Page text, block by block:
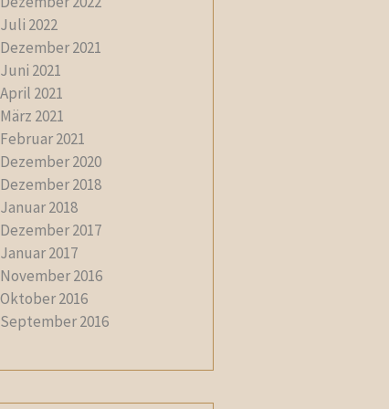
Juli 2022
Dezember 2021
Juni 2021
April 2021
März 2021
Februar 2021
Dezember 2020
Dezember 2018
Januar 2018
Dezember 2017
Januar 2017
November 2016
Oktober 2016
September 2016